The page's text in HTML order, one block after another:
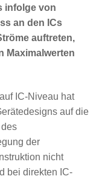
infolge von
an den ICs
auftreten,
Maximalwerten
IC-Niveau hat
auf die
der
nicht
bei direkten IC-